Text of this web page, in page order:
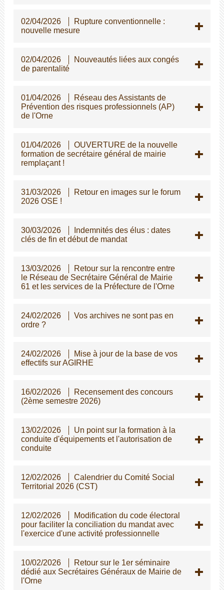
02/04/2026
Rupture conventionnelle :
nouvelle mesure
02/04/2026
Nouveautés liées aux congés
de parentalité
01/04/2026
Réseau des Assistants de
Prévention des risques professionnels (AP)
de l'Orne
01/04/2026
OUVERTURE de la nouvelle
formation de secrétaire général de mairie
remplaçant !
31/03/2026
Retour en images sur le forum
2026 OSE !
30/03/2026
Indemnités des élus : dates
clés de fin et début de mandat
13/03/2026
Retour sur la rencontre entre
le Réseau de Secrétaire Général de Mairie
61 et les services de la Préfecture de l'Orne
24/02/2026
Vos archives ne sont pas en
ordre ?
24/02/2026
Mise à jour de la base de vos
effectifs sur AGIRHE
16/02/2026
Recensement des concours
(2ème semestre 2026)
13/02/2026
Un point sur la formation à la
conduite d'équipements et l'autorisation de
conduite
12/02/2026
Calendrier du Comité Social
Territorial 2026 (CST)
12/02/2026
Modification du code électoral
pour faciliter la conciliation du mandat avec
l'exercice d'une activité professionnelle
10/02/2026
Retour sur le 1er séminaire
dédié aux Secrétaires Généraux de Mairie de
l'Orne